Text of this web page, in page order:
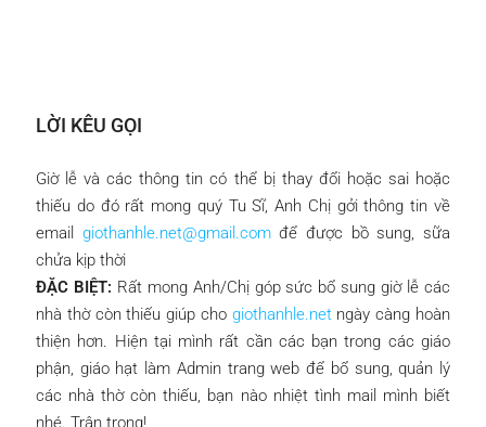
LỜI KÊU GỌI
Giờ lễ và các thông tin có thể bị thay đổi hoặc sai hoặc
thiếu do đó rất mong quý Tu Sĩ, Anh Chị gởi thông tin về
email giothanhle.net@gmail.comđể được bồ sung, sữa
chửa kịp thời
ĐẶC BIỆT: Rất mong Anh/Chị góp sức bổ sung giờ lễ các
nhà thờ còn thiếu giúp cho giothanhle.netngày càng hoàn
thiện hơn. Hiện tại mình rất cần các bạn trong các giáo
phận, giáo hạt làm Admin trang web để bổ sung, quản lý
các nhà thờ còn thiếu, bạn nào nhiệt tình mail mình biết
nhé. Trân trọng!